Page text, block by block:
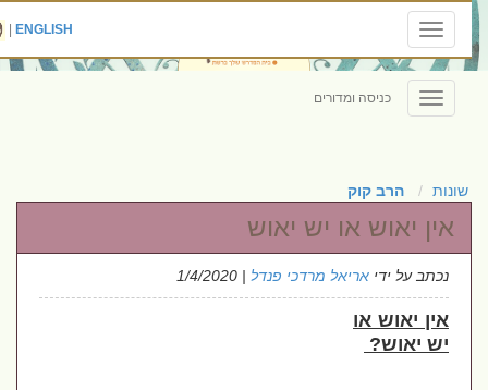
Toggle
navigation
ENGLISH
|
Toggle
navigation
כניסה ומדורים
שונות הרב קוק
אין יאוש או יש יאוש
נכתב על ידיאריאל מרדכי פנדל| 1/4/2020
אין יאוש או
יש יאוש?